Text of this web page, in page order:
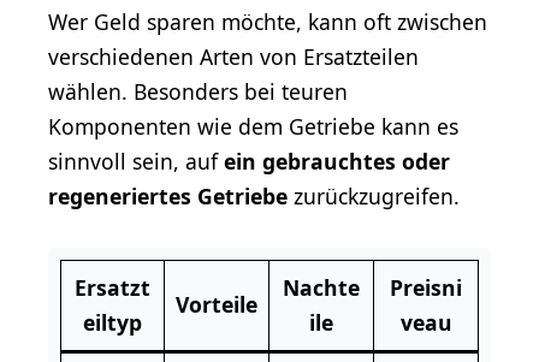
Wer Geld sparen möchte, kann oft zwischen
verschiedenen Arten von Ersatzteilen
wählen. Besonders bei teuren
Komponenten wie dem Getriebe kann es
sinnvoll sein, aufein gebrauchtes oder
regeneriertes Getriebe zurückzugreifen.
Ersatzt
eiltyp
Vorteile
Nachte
ile
Preisni
veau